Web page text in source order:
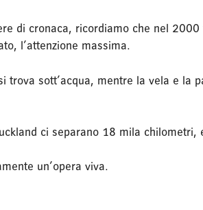
di cronaca, ricordiamo che nel
l’attenzione massima.
trova sott’acqua, mentre la vela e la
ci separano 18 mila chilometri,
un’opera viva.